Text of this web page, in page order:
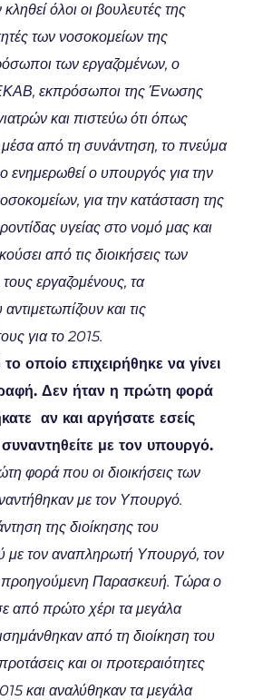
όλοι οι βουλευτές της
των νοσοκομείων της
των εργαζομένων, ο
εκπρόσωποι της Ένωσης
και πιστεύω ότι όπως
μέσα από τη συνάντηση, το πνεύμα
ενημερωθεί ο υπουργός για την
για την κατάσταση της
υγείας στο νομό μας και
από τις διοικήσεις των
εργαζομένους, τα
και τις
για το 2015.
οποίο επιχειρήθηκε να γίνει
Δεν ήταν η πρώτη φορά
αν και αργήσατε εσείς
με τον υπουργό.
φορά που οι διοικήσεις των
με τον Υπουργό.
της διοίκησης του
με τον αναπληρωτή Υπουργό, τον
προηγούμενη Παρασκευή. Τώρα ο
από πρώτο χέρι τα μεγάλα
από τη διοίκηση του
και οι προτεραιότητες
και αναλύθηκαν τα μεγάλα